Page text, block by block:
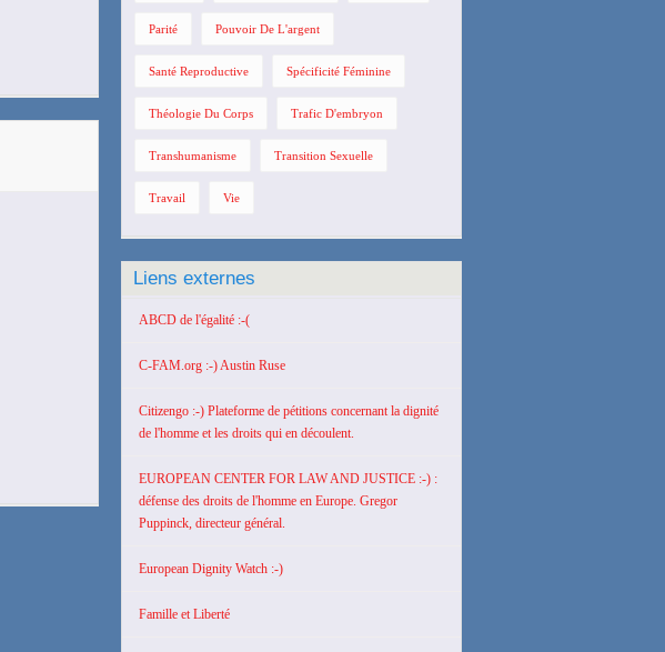
Parité Pouvoir De L'argent
Santé Reproductive Spécificité Féminine
Théologie Du Corps Trafic D'embryon
Transhumanisme Transition Sexuelle
Travail Vie
Liens externes
ABCD de l'égalité :-(
C-FAM.org :-) Austin Ruse
Citizengo :-) Plateforme de pétitions concernant la dignité
de l'homme et les droits qui en découlent.
EUROPEAN CENTER FOR LAW AND JUSTICE :-) :
défense des droits de l'homme en Europe. Gregor
Puppinck, directeur général.
European Dignity Watch :-)
Famille et Liberté